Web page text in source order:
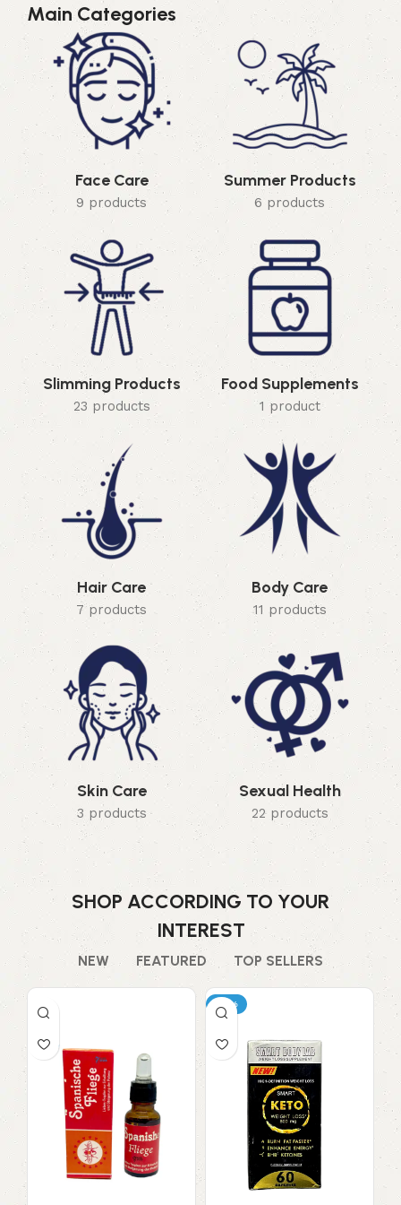
Main Categories
Face Care
9 products
Summer Products
6 products
Slimming Products
23 products
Food Supplements
1 product
Hair Care
7 products
Body Care
11 products
Skin Care
3 products
Sexual Health
22 products
SHOP ACCORDING TO YOUR
INTEREST
NEW FEATURED TOP SELLERS
-13%